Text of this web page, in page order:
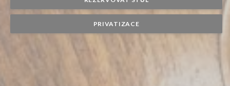
PRIVATIZACE